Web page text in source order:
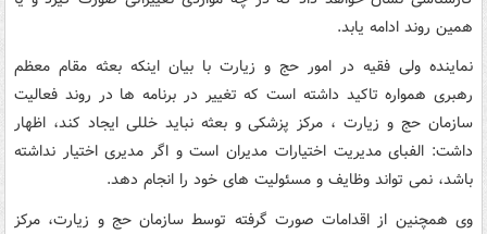
همین روند ادامه یابد.
نماینده ولی فقیه در امور حج و زیارت با بیان اینکه بعثه مقام معظم
رهبری همواره تاکید داشته است که تغییر در برنامه ها در روند فعالیت
سازمان حج و زیارت ، مرکز پزشکی و بعثه نباید خللی ایجاد کند، اظهار
داشت: الفبای مدیریت اختیارات مدیران است و اگر مدیری اختیار نداشته
باشد، نمی تواند وظایف و مسئولیت های خود را انجام دهد.
وی همچنین از اقدامات صورت گرفته توسط سازمان حج و زیارت، مرکز